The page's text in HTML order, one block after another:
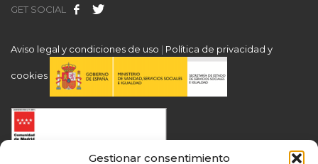
Gestionar consentimiento
GET SOCIAL
Aviso legal y condiciones de uso | Política de privacidad y
cookies